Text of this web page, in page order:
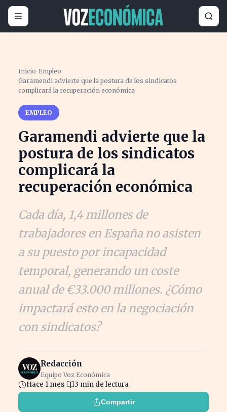
Inicio ›Empleo ›
Garamendi advierte que la postura de los sindicatos
complicará la recuperación económica
EMPLEO
Garamendi advierte que la
postura de los sindicatos
complicará la
recuperación económica
Cada día, 1,4 millones de
trabajadores en España no asisten
a su puesto por incapacidad
temporal, generando un coste
anual de €33.000 millones. ¿Cómo
impactará esto en la negociación
con sindicatos?
Redacción
Equipo Voz Económica
Hace 1 mes 3 min de lectura
Compartir